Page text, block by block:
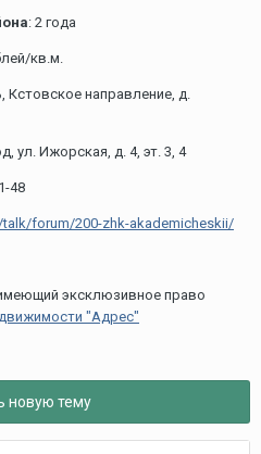
: 2 года
кв.м.
Кстовское направление, д.
ул. Ижорская, д. 4, эт. 3, 4
48
forum/200-zhk-akademicheskii/
эксклюзивное право
"Адрес"
новую тему